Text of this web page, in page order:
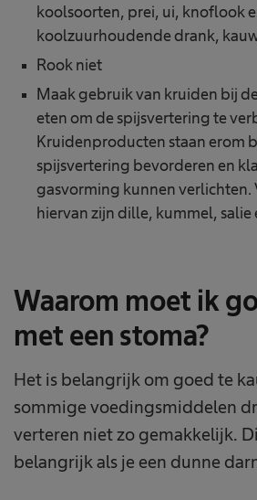
koolsoorten, prei, ui, knoflook
koolzuurhoudende drank,
Rook niet
Maak gebruik van kruiden bij
eten om de spijsvertering te
Kruidenproducten staan erom
spijsvertering bevorderen en
gasvorming kunnen verlichten.
hiervan zijn dille, kummel, salie
Waarom moet ik
met een stoma?
Het is belangrijk om goed te
sommige voedingsmiddelen
verteren niet zo gemakkelijk.
belangrijk als je een dunne